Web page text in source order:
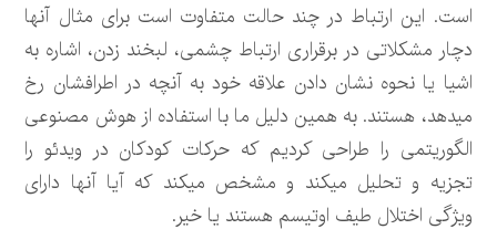
است. این ارتباط در چند حالت متفاوت است برای مثال آنها
دچار مشکلاتی در برقراری ارتباط چشمی، لبخند زدن، اشاره به
اشیا یا نحوه نشان دادن علاقه خود به آنچه در اطرافشان رخ
می‏دهد، هستند. به همین دلیل ما با استفاده از هوش مصنوعی
الگوریتمی را طراحی کردیم که حرکات کودکان در ویدئو را
تجزیه و تحلیل می‎کند و مشخص می‎کند که آیا آنها دارای
ویژگی اختلال طیف اوتیسم هستند یا خیر.